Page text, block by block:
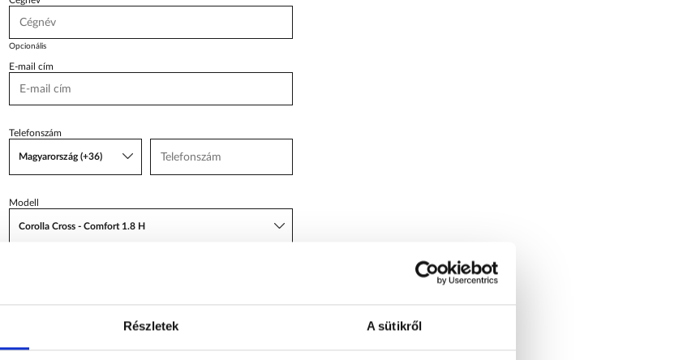
Részletek A sütikről
Body Shop
Toyota Schiller
VW
Karosszéria
Centrum
Opcionális
E-mail cím
Telefonszám
Magyarország (+36)
Modell
Corolla Cross - Comfort 1.8 H